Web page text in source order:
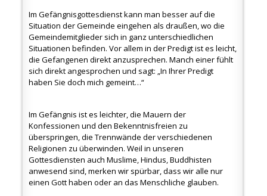
Im Gefängnisgottesdienst kann man besser auf die
Situation der Gemeinde eingehen als draußen, wo die
Gemeindemitglieder sich in ganz unterschiedlichen
Situationen befinden. Vor allem in der Predigt ist es leicht,
die Gefangenen direkt anzusprechen. Manch einer fühlt
sich direkt angesprochen und sagt: „In Ihrer Predigt
haben Sie doch mich gemeint…“
Im Gefängnis ist es leichter, die Mauern der
Konfessionen und den Bekenntnisfreien zu
überspringen, die Trennwände der verschiedenen
Religionen zu überwinden. Weil in unseren
Gottesdiensten auch Muslime, Hindus, Buddhisten
anwesend sind, merken wir spürbar, dass wir alle nur
einen Gott haben oder an das Menschliche glauben.